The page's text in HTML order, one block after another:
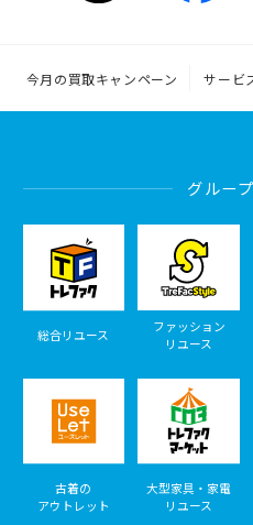
今月の買取キャンペーン サービ
グルー
総合リユース
ファッション
リユース
古着の
アウトレット
大型家具・家電
リユース